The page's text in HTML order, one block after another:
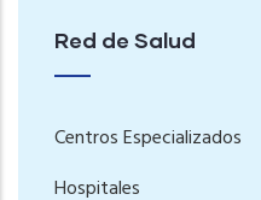
Red de Salud
Centros Especializados
Hospitales